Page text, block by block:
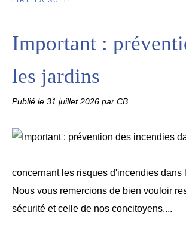
Important :
les jardins
Publié le 31 juillet 2026 par CB
concernant les risques d'incendies
Nous vous remercions de bien vouloir
sécurité et celle de nos concitoyens....